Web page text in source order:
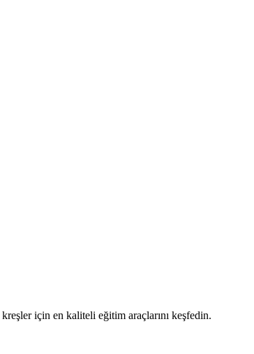
için en kaliteli eğitim araçlarını keşfedin.